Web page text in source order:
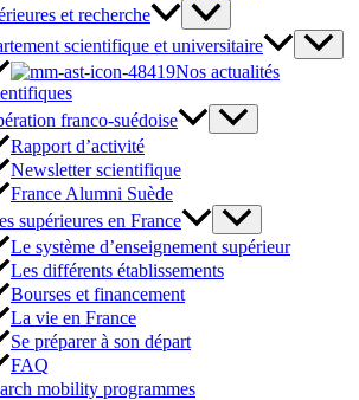
et recherche
scientifique et universitaire
Nos actualités
franco-suédoise
Rapport d’activité
Newsletter scientifique
France Alumni Suède
supérieures en France
Le système d’enseignement supérieur
Les différents établissements
Bourses et financement
La vie en France
Se préparer à son départ
FAQ
mobility programmes